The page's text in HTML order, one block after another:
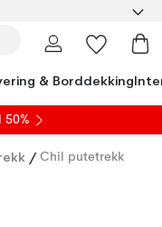
& Borddekking
50%
/ Chil putetrekk